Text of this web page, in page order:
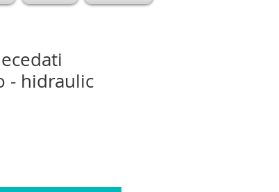
- hidraulic